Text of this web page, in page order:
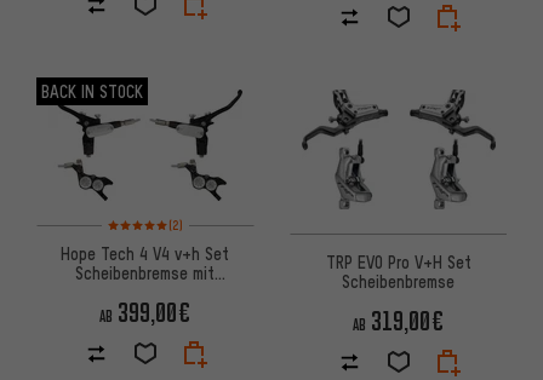
BACK IN STOCK
Bewertungen: 5 von 5 basierend auf 2 Bewertungen
(2)
Hope Tech 4 V4 v+h Set
Scheibenbremse mit
AB 399,00€
TRP EVO Pro V+H Set
Scheibenbremse
AB 319,00€